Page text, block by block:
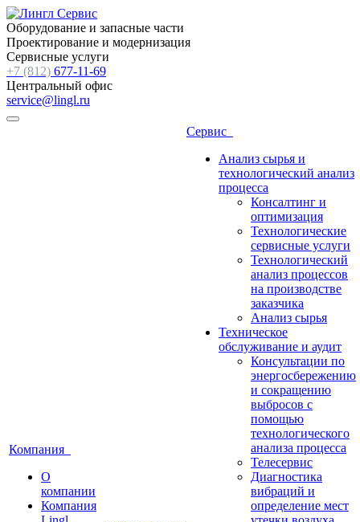
Оборудование и запасные части
Проектирование и модернизация
Сервисные услуги
+7 (812) 677-11-69
Центральный офис
service@lingl.ru
Компания
О
компании
Компания
Сервис
Анализ сырья и
технологический анализ
процесса
Консалтинг и
оптимизация
Технологические
сервисные услуги
Технологический
анализ процессов
на производстве
заказчика
Анализ сырья
Техническое
обслуживание и аудит
Консультации по
энергосбережению
и сокращению
выбросов с
помощью
технологического
анализа процесса
Телесервис
Диагностика
вибраций и
определение мест